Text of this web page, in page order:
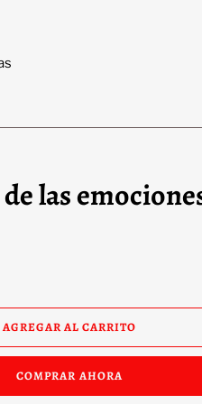
las
AGREGAR AL CARRITO
COMPRAR AHORA